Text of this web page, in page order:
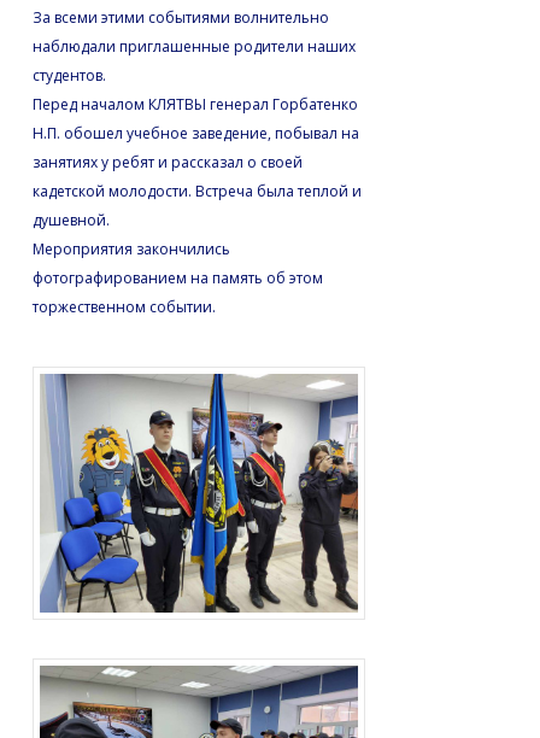
За всеми этими событиями волнительно
наблюдали приглашенные родители наших
студентов.
Перед началом КЛЯТВЫ генерал Горбатенко
Н.П. обошел учебное заведение, побывал на
занятиях у ребят и рассказал о своей
кадетской молодости. Встреча была теплой и
душевной.
Мероприятия закончились
фотографированием на память об этом
торжественном событии.